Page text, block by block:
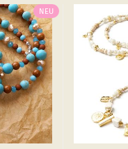
NEU